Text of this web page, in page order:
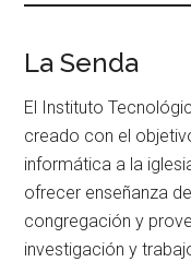
La Senda
El Instituto
creado con el
informática a la
ofrecer enseñanza
congregación y
investigación y